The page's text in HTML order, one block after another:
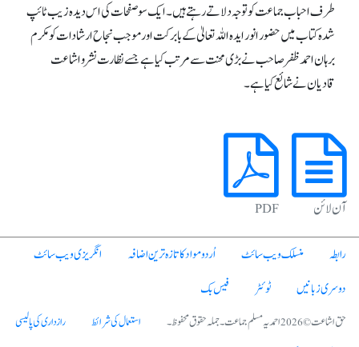
طرف احباب جماعت کو توجہ دلاتے رہتے ہیں۔ ایک سو صفحات کی اس دیدہ زیب ٹائپ
شدہ کتاب میں حضور انور ایدہ اللہ تعالیٰ کے بابرکت اور موجب نجاح ارشادات کو مکرم
برہان احمد ظفر صاحب نے بڑی محنت سے مرتب کیا ہے جسے نظارت نشر و اشاعت
قادیان نے شائع کیا ہے۔
آن لائن PDF
رابطہ منسلک ویب سائٹ اُردو مواد کا تازہ ترین اضافہ
انگریزی ویب سائٹ
دوسری زبانیں
ٹوئٹر فیس بک
حق اشاعت © 2026 احمدیہ مسلم جماعت۔ جملہ حقوق محفوظ۔ استعمال کی شرائط
رازداری کی پالیسی